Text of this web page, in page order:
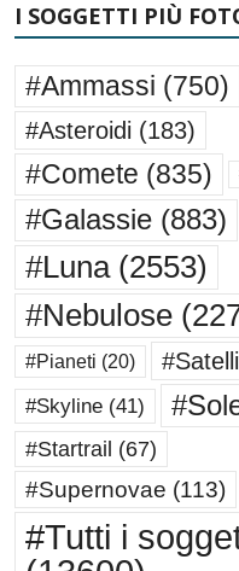
I SOGGETTI PIÙ
#Ammassi (750)
#Asteroidi (183)
#Comete (835)
#Galassie(883)
#Luna(2553)
#Nebulose
#Pianeti (20)
#Skyline(41)
#Startrail (67)
#Supernovae (113)
#Tutti i